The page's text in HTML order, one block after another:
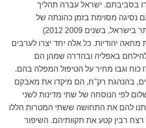
בסביבתם. ישראל עברה תהליך
נסיגה מסוימת בזמן כהונתה של
הממשלה הימנית ביותר בישראל, בשנים 2009 2012)
יהודיות. כל אלה יחד יצרו לערבים
באפליה ובהדרה שמהן הם
כוח וגבו מחיר על הטיפול המפלה בהם.
בהנהגת רק"ח, הם מיקדו את מאבקם
שלום לפי הנוסחה של שתי מדינות לשני
להם את התחושה ששתי המטרות הללו
רבין קטע את תקוותיהם. השיפור